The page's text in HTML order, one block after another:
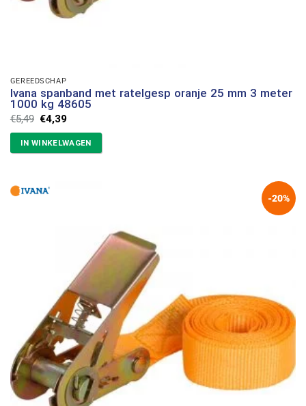
GEREEDSCHAP
Ivana spanband met ratelgesp oranje 25 mm 3 meter
1000 kg 48605
€5,49 Oorspronkelijke
prijs
was:
€5,49.
€4,39Huidige
is:
€4,39.
IN WINKELWAGEN
-20%